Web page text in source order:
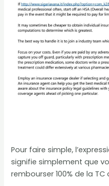
Pour faire simple,
signifie simplement que
rembourser 100% de la